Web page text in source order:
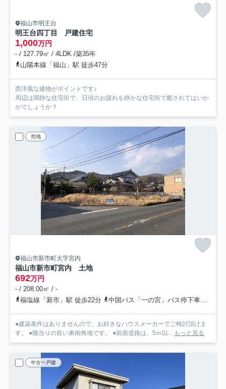
福山市明王台
明王台四丁目 戸建住宅
1,000万円
- / 127.79㎡ / 4LDK /築35年
山陽本線「福山」駅 徒歩47分
西洋風な建物がポイントです♪
周辺は閑静な住宅街で、日頃のお疲れを静かな住宅街で癒されてはいか
がでしょうか？
売地
福山市新市町大字宮内
福山市新市町宮内 土地
692万円
- / 208.00㎡ / -
福塩線「新市」駅 徒歩22分
中国バス「一の宮」バス停下車 徒歩2分
●建築条件はありませんので、お好きなハウスメーカーでご検討頂けま
す。 ●陽当りの良い東南角地です。 ●前面道路は、5ｍ以...
もっと見る
中古一戸建